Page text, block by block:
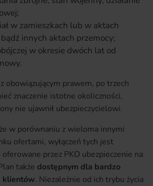
w zamieszkach lub w aktach
innych aktach przemocy;
w okresie dwóch lat od
obowiązującym prawem, po trzech
znaczenie istotne okoliczności,
nie ujawnił ubezpieczycielowi.
w porównaniu z wieloma innymi
ofertami, wyłączeń tych jest
przez PKO ubezpieczenie na
także dostępnym dla bardzo
klientów. Niezależnie od ich trybu życia